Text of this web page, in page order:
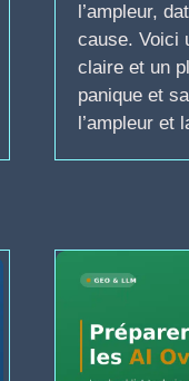
l’ampleur,
cause. Voici
claire et un
panique et
l’ampleur